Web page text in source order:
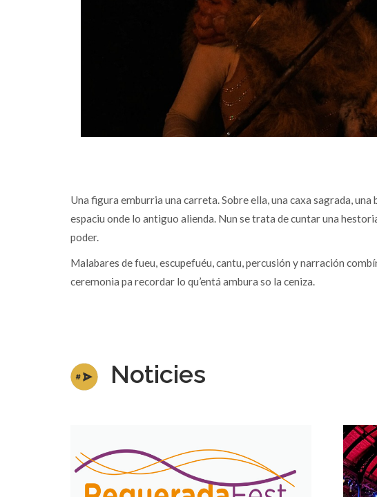
Una figura emburria una carreta. Sobre ella, una caxa sagrada,
espaciu onde lo antiguo alienda. Nun se trata de cuntar una
poder.
Malabares de fueu, escupefuéu, cantu, percusión y narración
ceremonia pa recordar lo qu’entá ambura so la ceniza.
Noticies